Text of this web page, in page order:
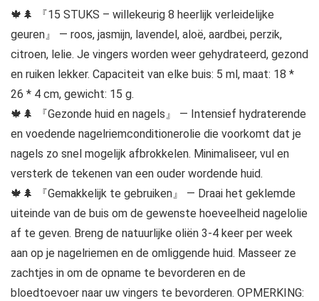
🍁🌲 『15 STUKS – willekeurig 8 heerlijk verleidelijke
geuren』 — roos, jasmijn, lavendel, aloë, aardbei, perzik,
citroen, lelie. Je vingers worden weer gehydrateerd, gezond
en ruiken lekker. Capaciteit van elke buis: 5 ml, maat: 18 *
26 * 4 cm, gewicht: 15 g.
🍁🌲 『Gezonde huid en nagels』 — Intensief hydraterende
en voedende nagelriemconditionerolie die voorkomt dat je
nagels zo snel mogelijk afbrokkelen. Minimaliseer, vul en
versterk de tekenen van een ouder wordende huid.
🍁🌲 『Gemakkelijk te gebruiken』 — Draai het geklemde
uiteinde van de buis om de gewenste hoeveelheid nagelolie
af te geven. Breng de natuurlijke oliën 3-4 keer per week
aan op je nagelriemen en de omliggende huid. Masseer ze
zachtjes in om de opname te bevorderen en de
bloedtoevoer naar uw vingers te bevorderen. OPMERKING: